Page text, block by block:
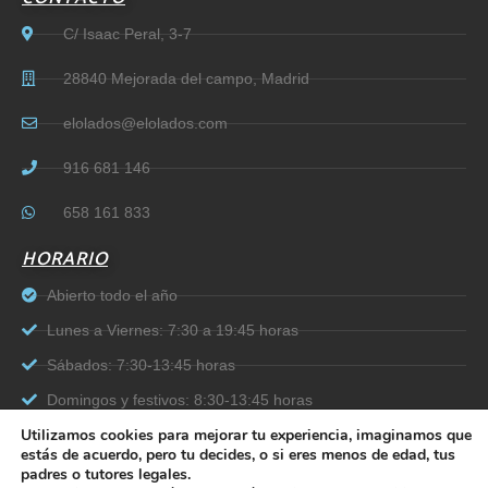
C/ Isaac Peral, 3-7
28840 Mejorada del campo, Madrid
elolados@elolados.com
916 681 146
658 161 833
HORARIO
Abierto todo el año
Lunes a Viernes: 7:30 a 19:45 horas
Sábados: 7:30-13:45 horas
Domingos y festivos: 8:30-13:45 horas
Utilizamos cookies para mejorar tu experiencia, imaginamos que
estás de acuerdo, pero tu decides, o si eres menos de edad, tus
padres o tutores legales.